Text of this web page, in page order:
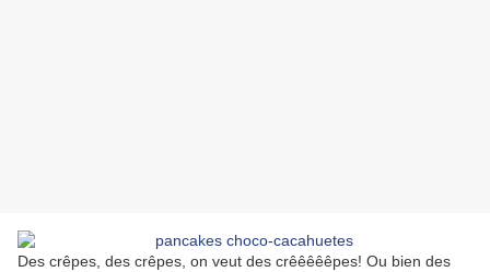
Des crêpes, des crêpes, on veut des crêêêêêpes! Ou bien des